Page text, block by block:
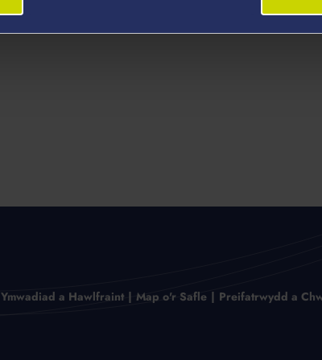
Ymwadiad a Hawlfraint Map o'r Safle Preifatrwydd a